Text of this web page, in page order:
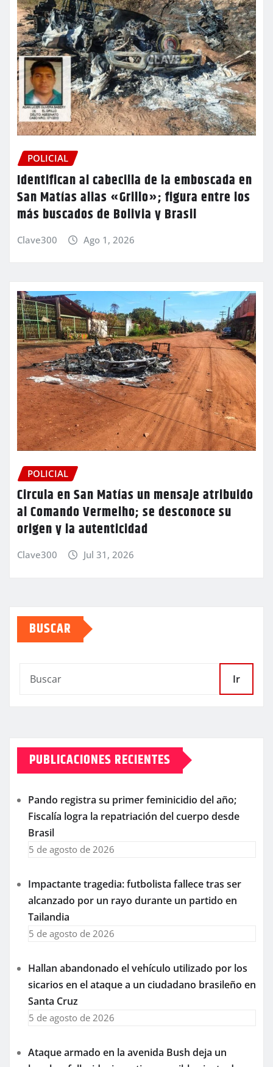
POLICIAL
Identifican al cabecilla de la emboscada en
San Matías alias «Grillo»; figura entre los
más buscados de Bolivia y Brasil
Clave300 Ago 1, 2026
POLICIAL
Circula en San Matías un mensaje atribuido
al Comando Vermelho; se desconoce su
origen y la autenticidad
Clave300 Jul 31, 2026
BUSCAR
Ir
PUBLICACIONES RECIENTES
Pando registra su primer feminicidio del año;
Fiscalía logra la repatriación del cuerpo desde
Brasil
5 de agosto de 2026
Impactante tragedia: futbolista fallece tras ser
alcanzado por un rayo durante un partido en
Tailandia
5 de agosto de 2026
Hallan abandonado el vehículo utilizado por los
sicarios en el ataque a un ciudadano brasileño en
Santa Cruz
5 de agosto de 2026
Ataque armado en la avenida Bush deja un